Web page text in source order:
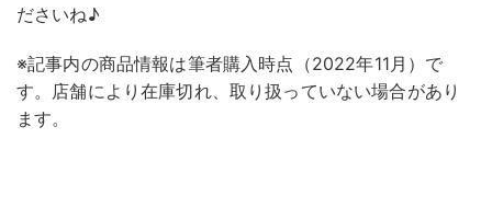
ださいね♪
※記事内の商品情報は筆者購入時点（2022年11月）で
す。店舗により在庫切れ、取り扱っていない場合があり
ます。